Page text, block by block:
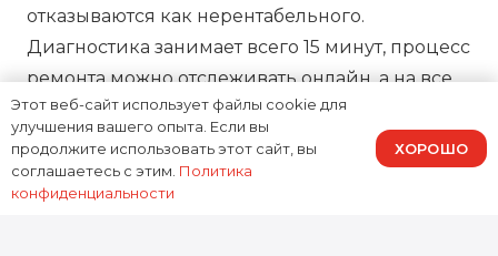
отказываются как нерентабельного.
Диагностика занимает всего 15 минут, процесс
ремонта можно отслеживать онлайн, а на все
работы предоставляем зафиксированную в
договоре гарантию, подтверждая нашу
ответственность за результат.
Этот веб-сайт использует файлы cookie для
улучшения вашего опыта. Если вы
продолжите использовать этот сайт, вы
соглашаетесь с этим. Политика
конфиденциальности
ХОРОШО